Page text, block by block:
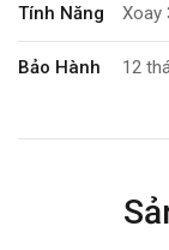
Tính Năng Xoay
Bảo Hành 12